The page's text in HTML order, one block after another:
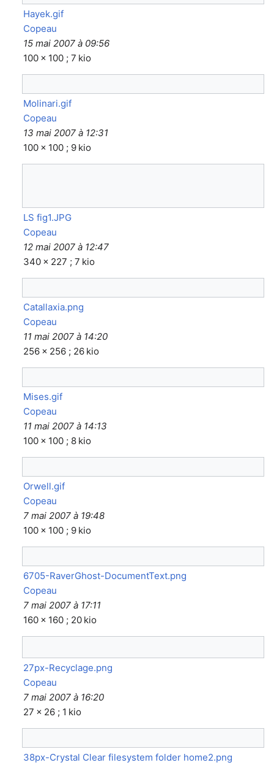
Hayek.gif
Copeau
15 mai 2007 à 09:56
100 × 100 ; 7 kio
Molinari.gif
Copeau
13 mai 2007 à 12:31
100 × 100 ; 9 kio
LS fig1.JPG
Copeau
12 mai 2007 à 12:47
340 × 227 ; 7 kio
Catallaxia.png
Copeau
11 mai 2007 à 14:20
256 × 256 ; 26 kio
Mises.gif
Copeau
11 mai 2007 à 14:13
100 × 100 ; 8 kio
Orwell.gif
Copeau
7 mai 2007 à 19:48
100 × 100 ; 9 kio
6705-RaverGhost-DocumentText.png
Copeau
7 mai 2007 à 17:11
160 × 160 ; 20 kio
27px-Recyclage.png
Copeau
7 mai 2007 à 16:20
27 × 26 ; 1 kio
38px-Crystal Clear filesystem folder home2.png